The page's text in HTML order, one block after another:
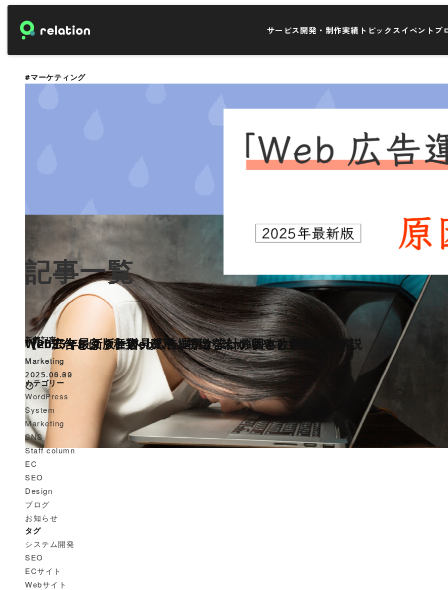
サービス開発・制作実績 トピックスイベント ブ
#マーケティング
記事一覧
【2025年最新版】Web広告運用が辛い原因と改善策
Marketing
2025.09.02
Webディレクター必見！ペルソナ設計の基本と活用例を解説
Marketing
2025.06.30
Web広告とは？種類・費用・特徴をわかりやすく解説！
Marketing
2025.06.29
新着記事
カテゴリー
WordPress
System
Marketing
SNS
Staff column
EC
SEO
Design
ブログ
お知らせ
タグ
システム開発
SEO
ECサイト
Webサイト